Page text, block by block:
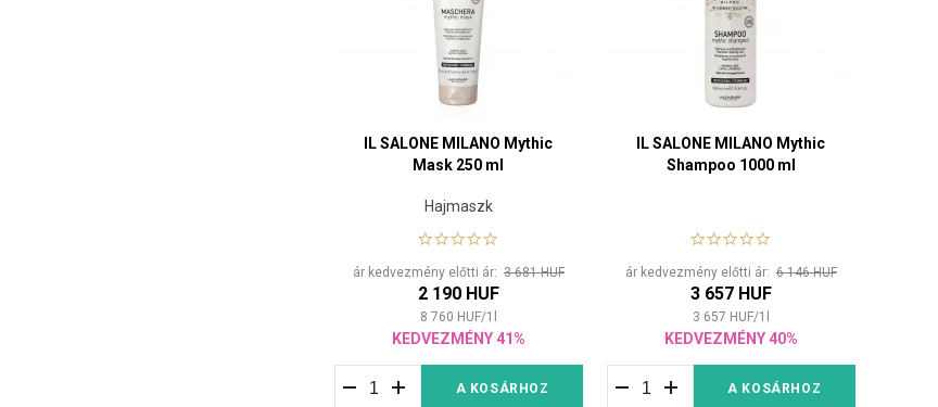
IL SALONE MILANO Mythic
Mask 250 ml
Hajmaszk
ár kedvezmény előtti ár: 3 681 HUF
2 190 HUF
8 760 HUF/1
KEDVEZMÉNY 41%
A KOSÁRHOZ
IL SALONE MILANO Mythic
Shampoo 1000 ml
ár kedvezmény előtti ár:6 146 HUF
3 657 HUF
3 657 HUF/1
KEDVEZMÉNY 40%
A KOSÁRHOZ